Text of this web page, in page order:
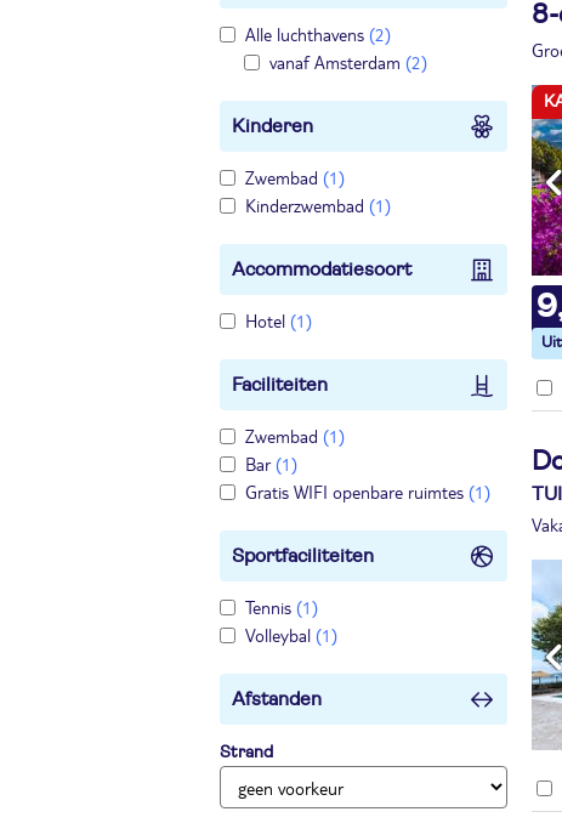
Alle luchthavens (2)
vanaf Amsterdam (2)
Kinderen
Zwembad (1)
Kinderzwembad (1)
Accommodatiesoort
Hotel (1)
Faciliteiten
Zwembad (1)
Bar(1)
Gratis WIFI openbare ruimtes (1)
Sportfaciliteiten
Tennis (1)
Volleybal (1)
Afstanden
Strand
8-